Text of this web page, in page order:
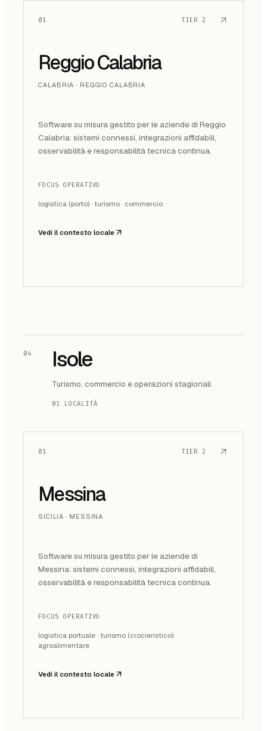
01 TIER2
Reggio Calabria
CALABRIA · REGGIO CALABRIA
Software su misura gestito per le aziende di Reggio
Calabria: sistemi connessi, integrazioni affidabili,
osservabilità e responsabilità tecnica continua.
FOCUS OPERATIVO
logistica (porto) · turismo · commercio
Vedi il contesto locale
04 Isole
Turismo, commercio e operazioni stagionali.
01 LOCALITÀ
01 TIER2
Messina
SICILIA · MESSINA
Software su misura gestito per le aziende di
Messina: sistemi connessi, integrazioni affidabili,
osservabilità e responsabilità tecnica continua.
FOCUS OPERATIVO
logistica portuale · turismo (crocieristico) ·
agroalimentare
Vedi il contesto locale